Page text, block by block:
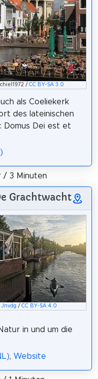
/ CC BY-SA 3.0
als Coeliekerk
des lateinischen
Domus Dei est et
/ 3 Minuten
Grachtwacht
Jnvdg / CC BY-SA 4.0
in und um die
, Website